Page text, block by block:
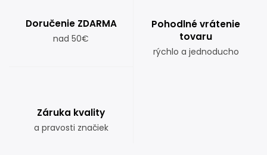
Doručenie ZDARMA
nad 50€
Pohodlné vrátenie
tovaru
rýchlo a jednoducho
Záruka kvality
a pravosti značiek